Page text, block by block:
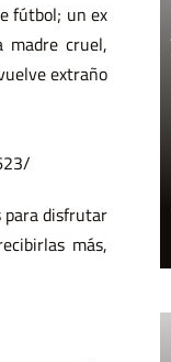
fútbol; un ex
madre cruel,
extraño
para disfrutar
más,